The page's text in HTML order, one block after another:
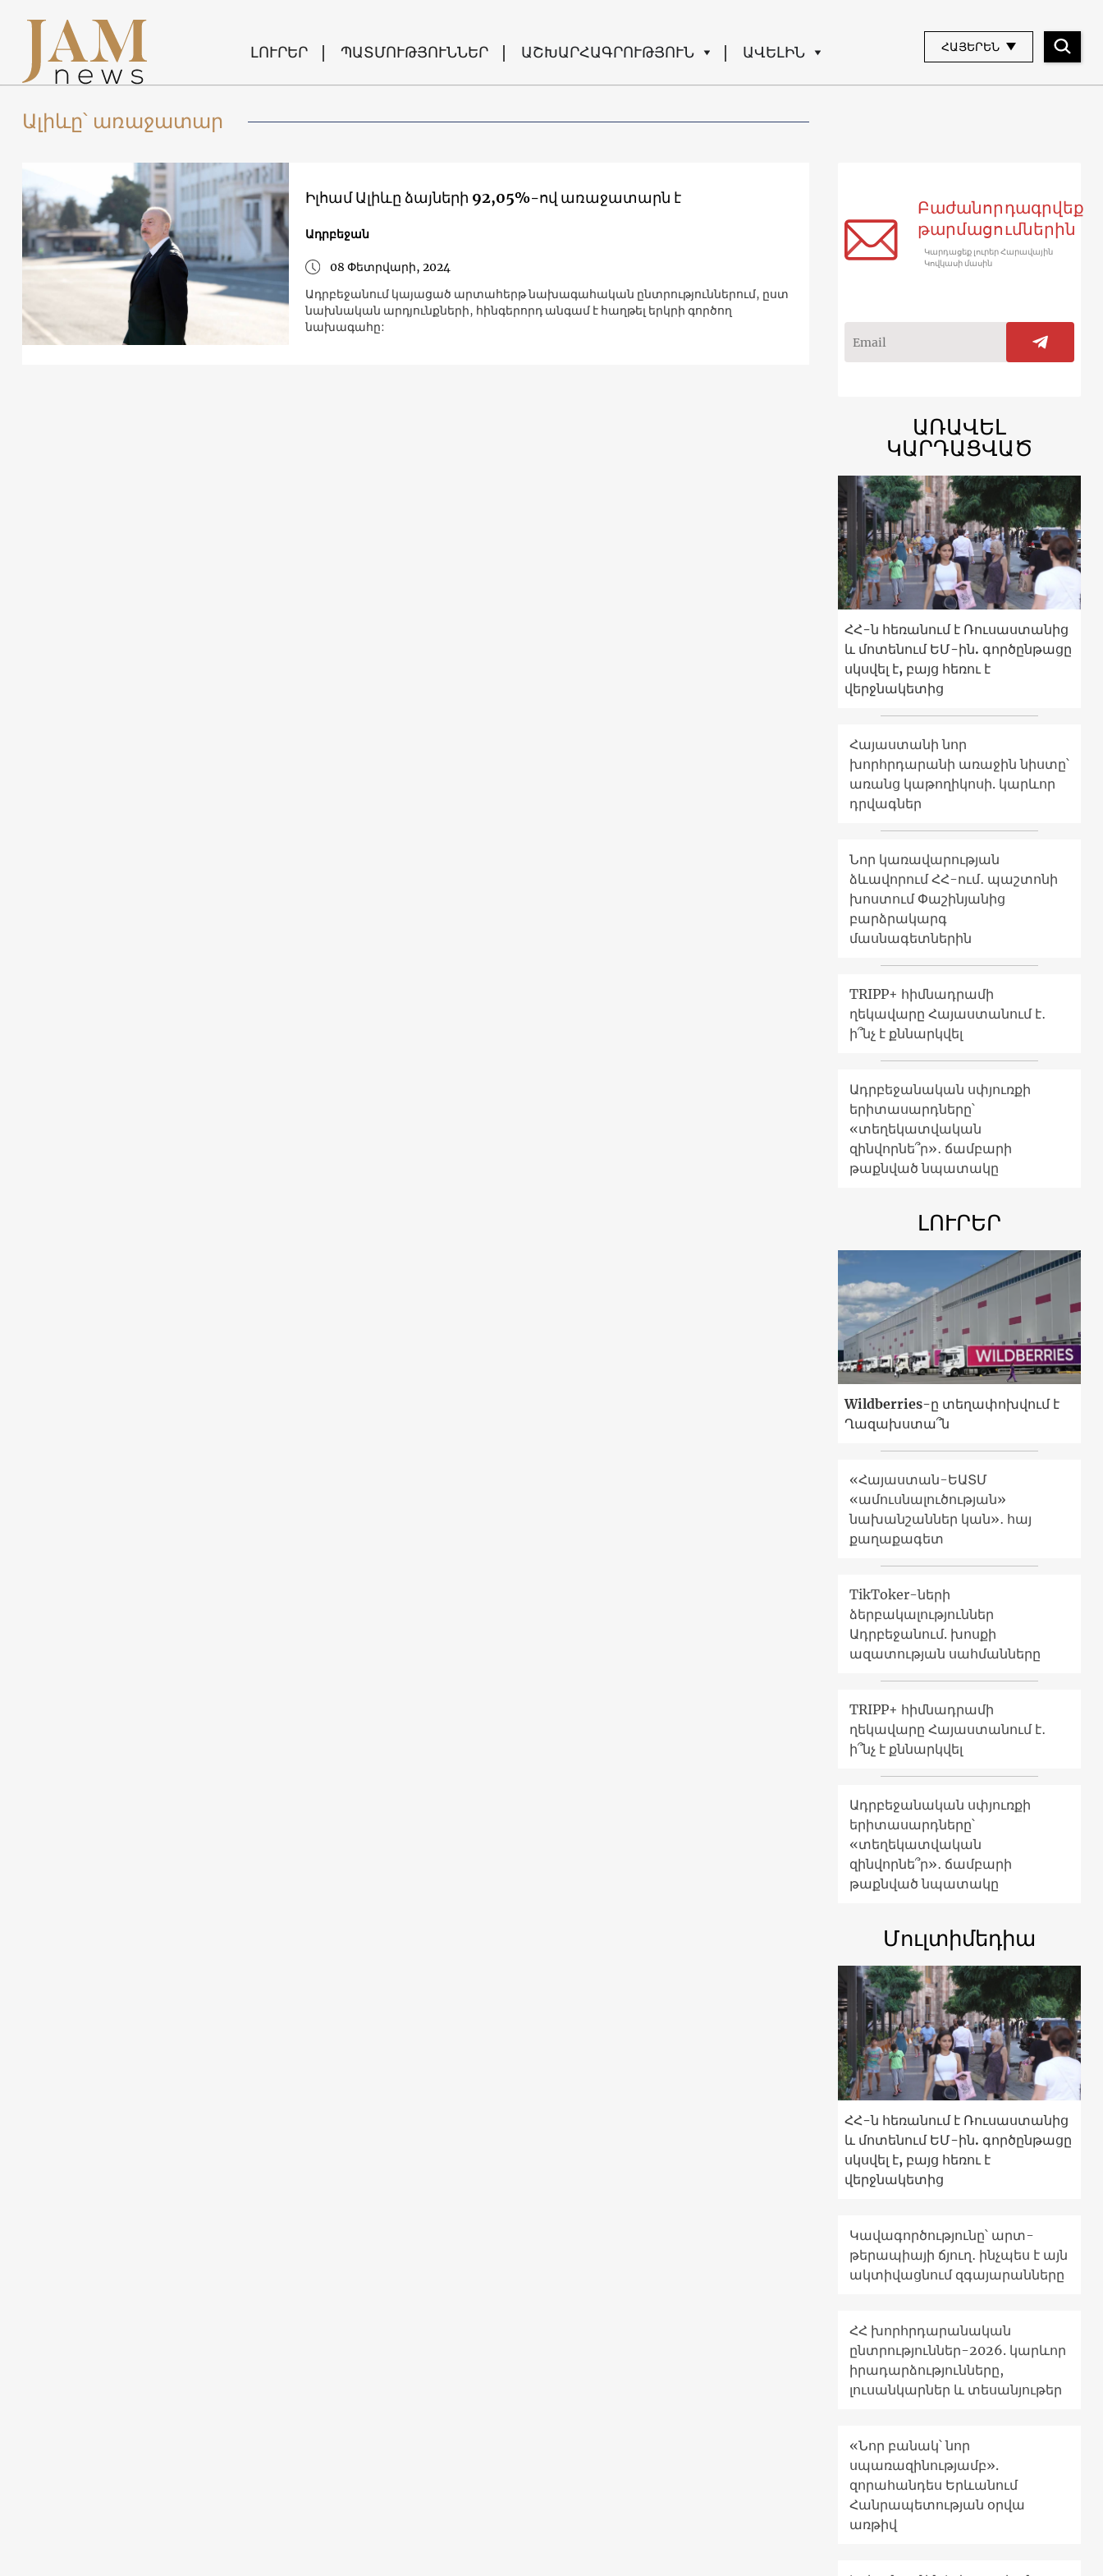
ԼՈՒՐԵՐ ՊԱՏՄՈՒԹՅՈՒՆՆԵՐ ԱՇԽԱՐՀԱԳՐՈՒԹՅՈՒՆ ԱՎԵԼԻՆ ՀԱՅԵՐԵՆ
Ալիևը՝ առաջատար
Իլհամ Ալիևը ձայների 92,05%-ով առաջատարն է
Ադրբեջան
08 Փետրվարի, 2024
Ադրբեջանում կայացած արտահերթ նախագահական ընտրություններում, ըստ
նախնական արդյունքների, հինգերորդ անգամ է հաղթել երկրի գործող
նախագահը:
Բաժանորդագրվեք
թարմացումներին
Կարդացեք լուրեր Հարավային
Կովկասի մասին
ԱՌԱՎԵԼ
ԿԱՐԴԱՑՎԱԾ
ՀՀ-ն հեռանում է Ռուսաստանից
և մոտենում ԵՄ-ին. գործընթացը
սկսվել է, բայց հեռու է
վերջնակետից
Հայաստանի նոր
խորհրդարանի առաջին նիստը՝
առանց կաթողիկոսի. կարևոր
դրվագներ
Նոր կառավարության
ձևավորում ՀՀ-ում․ պաշտոնի
խոստում Փաշինյանից
բարձրակարգ
մասնագետներին
TRIPP+ հիմնադրամի
ղեկավարը Հայաստանում է․
ի՞նչ է քննարկվել
Ադրբեջանական սփյուռքի
երիտասարդները՝
«տեղեկատվական
զինվորնե՞ր»․ ճամբարի
թաքնված նպատակը
ԼՈՒՐԵՐ
Wildberries-ը տեղափոխվում է
Ղազախստա՞ն
«Հայաստան-ԵԱՏՄ
«ամուսնալուծության»
նախանշաններ կան»․ հայ
քաղաքագետ
TikToker-ների
ձերբակալություններ
Ադրբեջանում. խոսքի
ազատության սահմանները
TRIPP+ հիմնադրամի
ղեկավարը Հայաստանում է․
ի՞նչ է քննարկվել
Ադրբեջանական սփյուռքի
երիտասարդները՝
«տեղեկատվական
զինվորնե՞ր»․ ճամբարի
թաքնված նպատակը
Մուլտիմեդիա
ՀՀ-ն հեռանում է Ռուսաստանից
և մոտենում ԵՄ-ին. գործընթացը
սկսվել է, բայց հեռու է
վերջնակետից
Կավագործությունը՝ արտ-
թերապիայի ճյուղ․ ինչպես է այն
ակտիվացնում զգայարանները
ՀՀ խորհրդարանական
ընտրություններ-2026. կարևոր
իրադարձությունները,
լուսանկարներ և տեսանյութեր
«Նոր բանակ՝ նոր
սպառազինությամբ».
զորահանդես Երևանում
Հանրապետության օրվա
առթիվ